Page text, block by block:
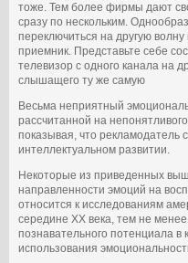
тоже. Тем более фирмы дают
сразу по нескольким.
переключиться на другую
приемник. Представьте себе
телевизор с одного канала на
слышащего ту же самую
Весьма неприятный
рассчитанной на
показывая, что рекламодатель
интеллектуальном развитии.
Некоторые из приведенных
направленности эмоций на
относится к исследованиям
середине ХХ века, тем не
познавательного потенциала в
использования